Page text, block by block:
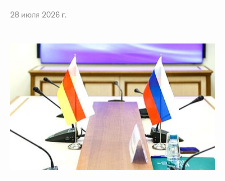
28 июля 2026 г.